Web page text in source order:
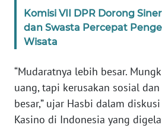
Komisi VII DPR Dorong
dan Swasta Percepat
Wisata
“Mudaratnya lebih besar.
uang, tapi kerusakan sosial
besar,” ujar Hasbi dalam
Kasino di Indonesia yang
KAMI
PEDOMAN
SIBER
REDAKSI